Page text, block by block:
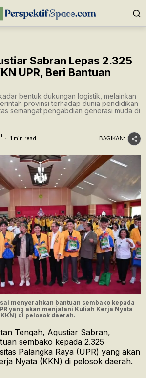
Sabran Lepas 2.325
UPR, Beri Bantuan
bentuk dukungan logistik, melainkan
provinsi terhadap dunia pendidikan
semangat pengabdian generasi muda di
1 min read BAGIKAN:
menyerahkan bantuan sembako kepada
yang akan menjalani Kuliah Kerja Nyata
di pelosok daerah.
Tengah, Agustiar Sabran,
sembako kepada 2.325
Palangka Raya (UPR) yang akan
Nyata (KKN) di pelosok daerah.